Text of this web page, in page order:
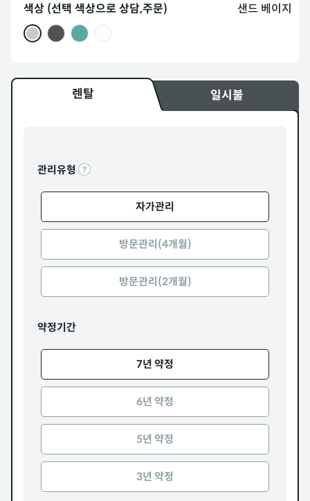
색상 (선택 색상으로 상담,주문) 샌드 베이지
렌탈 일시불
관리유형
자가관리
방문관리(4개월)
방문관리(2개월)
약정기간
7년 약정
6년 약정
5년 약정
3년 약정